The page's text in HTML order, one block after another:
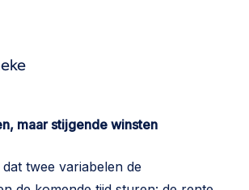
maar stijgende winsten
twee variabelen de